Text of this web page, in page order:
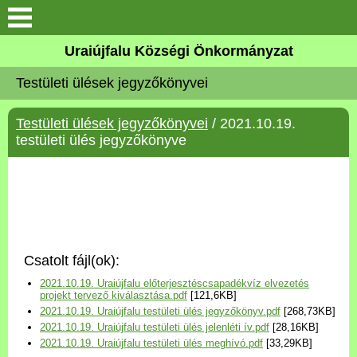
Köszöntő
Elérhetőségek
Uraiújfalu
Választási információk
Versenyképes Járások
Program
Uraiújfalu Községi Önkormányzat
Testületi ülések jegyzőkönyvei
Testületi ülések jegyzőkönyvei / 2021.10.19.
testületi ülés jegyzőkönyve
Csatolt fájl(ok):
2021.10.19. Uraiújfalu előterjesztéscsapadékvíz elvezetés
projekt tervező kiválasztása.pdf [121,6KB]
2021.10.19. Uraiújfalu testületi ülés jegyzőkönyv.pdf [268,73KB]
2021.10.19. Uraiújfalu testületi ülés jelenléti ív.pdf [28,16KB]
2021.10.19. Uraiújfalu testületi ülés meghívó.pdf [33,29KB]